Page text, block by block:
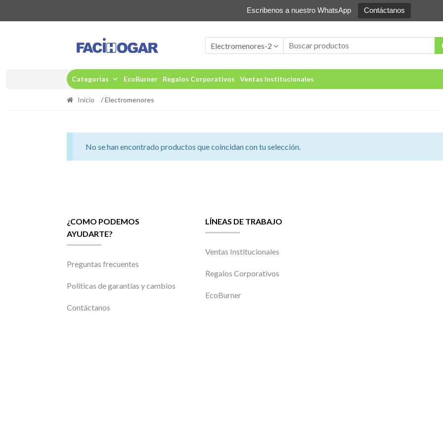
Escribenos a nuestro WhatsApp Contáctanos
contenido
Electromenores-2
Categorias EcoBurner Regalos Corporativos Ventas Institucionales
Inicio / Electromenores
No se han encontrado productos que coincidan con tu selección.
¿COMO PODEMOS
AYUDARTE?
Preguntas frecuentes
Politicas de garantías y cambios
Contáctanos
LÍNEAS DE TRABAJO
Ventas Institucionales
Regalos Corporativos
EcoBurner